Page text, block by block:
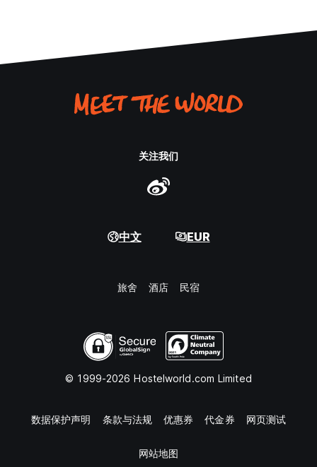
关注我们
中文 EUR
旅舍 酒店 民宿
© 1999-2026 Hostelworld.com Limited
数据保护声明 条款与法规 优惠券 代金券 网页测试
网站地图